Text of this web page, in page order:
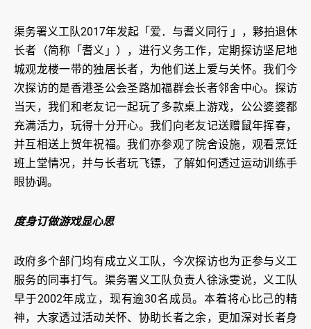
渠务署义工队2017年发起「爱．与耆义同行 」，夥拍退休
长者（简称「耆义」），进行义务工作，定期探访坚尼地
城观龙楼一带的独居长者，为他们送上爱与关怀。我们今
次探访的是香港圣公会圣路加福群会长者邻舍中心。探访
当天，我们和老友记一起玩了多款桌上游戏，公公婆婆都
充满活力，玩得十分开心。我们向老友记送赠鼠年挥春，
并互相送上贺年祝福。我们亦参观了院舍设施，观看烹饪
班上堂情况，并与长者玩飞镖，了解如何透过运动训练手
眼协调。
度身订做游戏显心思
政府多个部门均有成立义工队，今次探访也为正参与义工
服务的同事打气。渠务署义工队负责人徐泳雯说，义工队
早于2002年成立，现有逾30名成员。本着将心比己的精
神，大家透过活动关怀、协助长者之余，更加深对长者身